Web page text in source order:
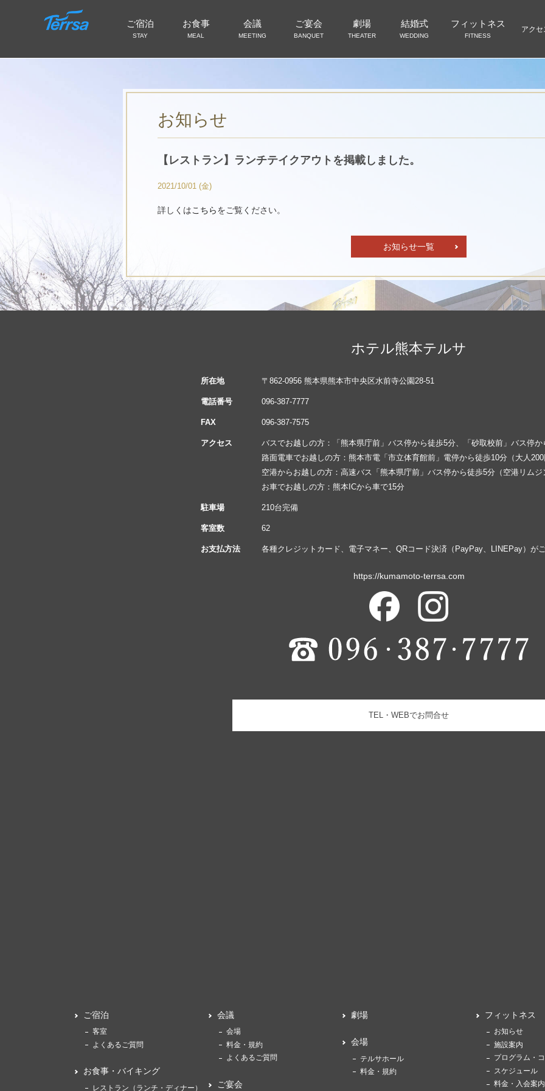
ご宿泊
STAY
お食事
MEAL
会議
MEETING
ご宴会
BANQUET
劇場
THEATER
結婚式
WEDDING
フィットネス
FITNESS
アクセ
お知らせ
【レストラン】ランチテイクアウトを掲載しました。
2021/10/01 (金)
詳しくはこちらをご覧ください。
お知らせ一覧
ホテル熊本テルサ
所在地 〒862-0956 熊本県熊本市中央区水前寺公園28-51
電話番号 096-387-7777
FAX 096-387-7575
アクセス
バスでお越しの方：「熊本県庁前」バス停から徒歩5分、「砂取校前」バス停か
路面電車でお越しの方：熊本市電「市立体育館前」電停から徒歩10分（大人200
空港からお越しの方：高速バス「熊本県庁前」バス停から徒歩5分（空港リムジ
お車でお越しの方：熊本ICから車で15分
駐車場 210台完備
客室数 62
お支払方法 各種クレジットカード、電子マネー、QRコード決済（PayPay、LINEPay）が
https://kumamoto-terrsa.com
TEL・WEBでお問合せ
ご宿泊
客室
よくあるご質問
お食事・バイキング
レストラン（ランチ・ディナー）
会議
会場
料金・規約
よくあるご質問
ご宴会
劇場
会場
テルサホール
料金・規約
フィットネス
お知らせ
施設案内
プログラム・
スケジュール
料金・入会案内